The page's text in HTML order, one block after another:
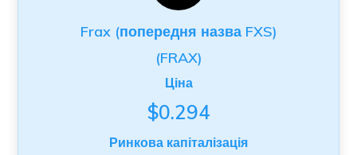
Frax (попередня назва FXS)
(FRAX)
Ціна
$0.294
Ринкова капіталізація